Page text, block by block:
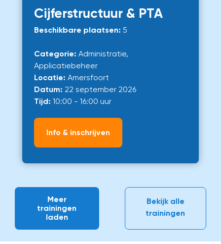
Cijferstructuur & PTA
Beschikbare plaatsen: 5
Categorie: Administratie,
Applicatiebeheer
Locatie: Amersfoort
Datum: 22 september 2026
Tijd: 10:00 - 16:00 uur
Info & inschrijven
Meer
trainingen
laden
Bekijk alle
trainingen